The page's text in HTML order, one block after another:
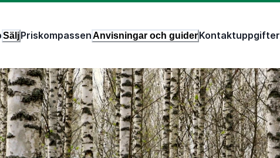
SäljPriskompassenAnvisningar och guiderKontaktuppgifter